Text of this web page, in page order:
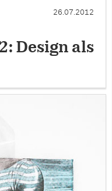
26.07.2012
Design als